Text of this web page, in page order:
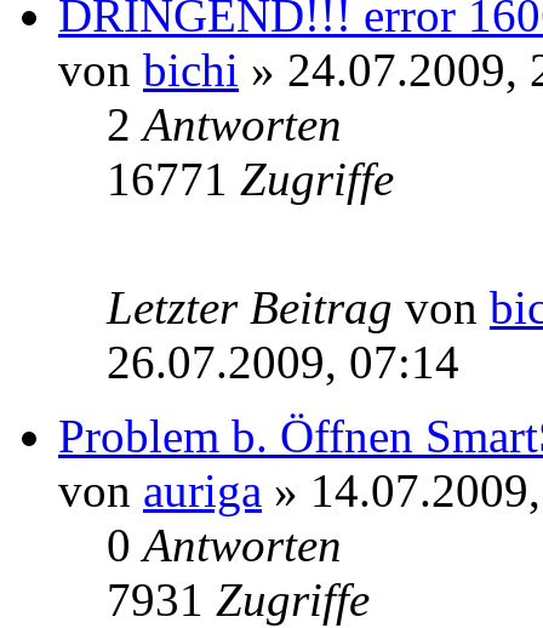
DRINGEND!!! error
von bichi » 24.07.2009,
2Antworten
16771 Zugriffe
Letzter Beitrag von
26.07.2009, 07:14
Problem b. Öffnen
von auriga »
0Antworten
7931 Zugriffe